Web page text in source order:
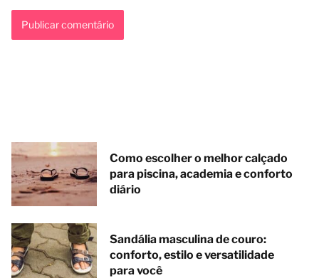
Como escolher o melhor calçado
para piscina, academia e conforto
diário
Sandália masculina de couro:
conforto, estilo e versatilidade
para você